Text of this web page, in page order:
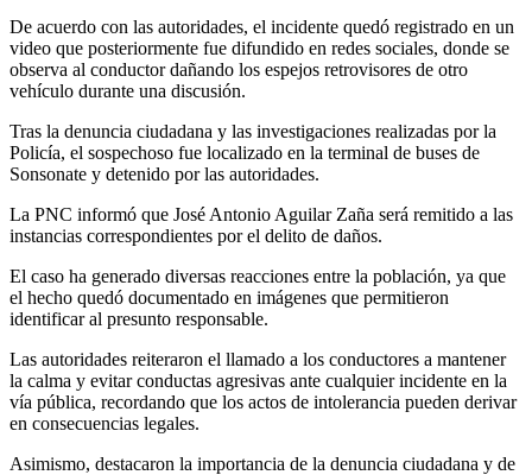
De acuerdo con las autoridades, el incidente quedó registrado en un
video que posteriormente fue difundido en redes sociales, donde se
observa al conductor dañando los espejos retrovisores de otro
vehículo durante una discusión.
Tras la denuncia ciudadana y las investigaciones realizadas por la
Policía, el sospechoso fue localizado en la terminal de buses de
Sonsonate y detenido por las autoridades.
La PNC informó que José Antonio Aguilar Zaña será remitido a las
instancias correspondientes por el delito de daños.
El caso ha generado diversas reacciones entre la población, ya que
el hecho quedó documentado en imágenes que permitieron
identificar al presunto responsable.
Las autoridades reiteraron el llamado a los conductores a mantener
la calma y evitar conductas agresivas ante cualquier incidente en la
vía pública, recordando que los actos de intolerancia pueden derivar
en consecuencias legales.
Asimismo, destacaron la importancia de la denuncia ciudadana y de